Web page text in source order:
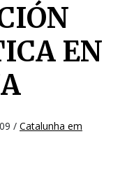
EN
/ Catalunha em